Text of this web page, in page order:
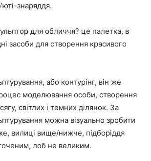
знаряддя.
для обличчя? це палетка, в
засоби для створення красивого
або контурінг, він же
моделювання особи, створення
світлих і темних ділянок. За
можна візуально зробити
вилиці вище/нижче, підборіддя
лоб не великим.